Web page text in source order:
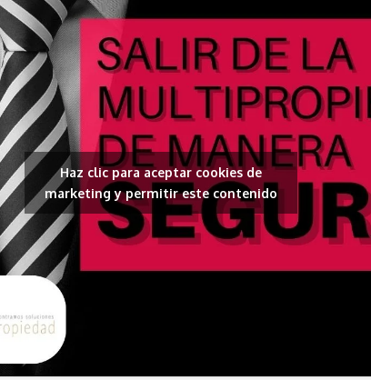
Haz clic para aceptar cookies de
marketing y permitir este contenido